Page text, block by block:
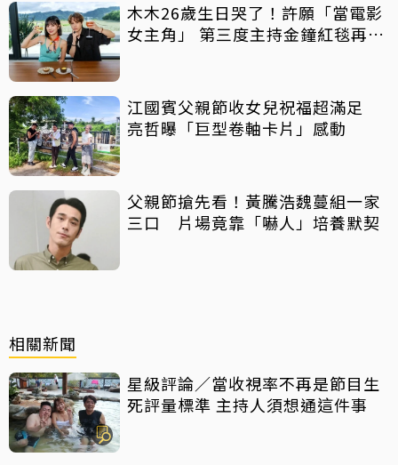
木木26歲生日哭了！許願「當電影
女主角」 第三度主持金鐘紅毯再喊
江國賓父親節收女兒祝福超滿足
亮哲曝「巨型卷軸卡片」感動
父親節搶先看！黃騰浩魏蔓組一家
三口 片場竟靠「嚇人」培養默契
相關新聞
星級評論／當收視率不再是節目生
死評量標準 主持人須想通這件事